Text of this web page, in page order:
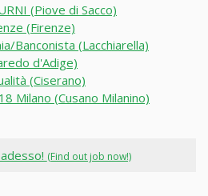
(Piove di Sacco)
(Firenze)
Banconista (Lacchiarella)
d'Adige)
(Ciserano)
Milano (Cusano Milanino)
(Find out job now!)